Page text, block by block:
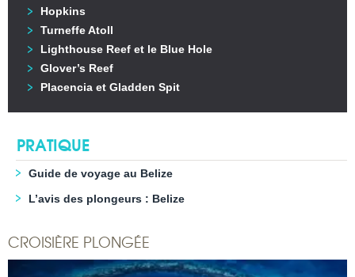
Hopkins
Turneffe Atoll
Lighthouse Reef et le Blue Hole
Glover’s Reef
Placencia et Gladden Spit
PRATIQUE
Guide de voyage au Belize
L’avis des plongeurs : Belize
CROISIÈRE PLONGÉE